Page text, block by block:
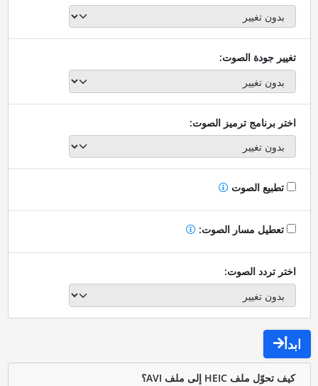
تغيير جودة الصوت:
اختر برنامج ترميز الصوت:
تطبيع الصوت
تعطيل مسار الصوت:
اختر تردد الصوت:
ابدأ
كيف تحوّل ملف HEIC إلى ملف AVI؟